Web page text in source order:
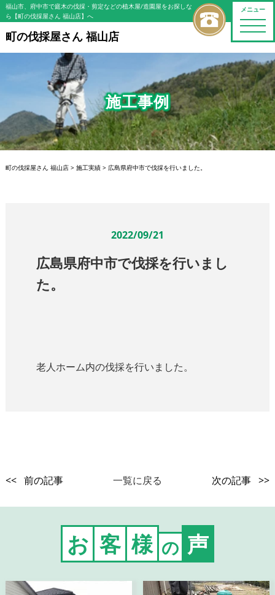
メニュー
toggle
福山市、府中市で庭木の伐採・剪定などの植木屋/造園屋をお探しな
ら【町の伐採屋さん 福山店】へ
町の伐採屋さん 福山店
施工事例
町の伐採屋さん 福山店> 施工実績> 広島県府中市で伐採を行いました。
2022/09/21
広島県府中市で伐採を行いまし
た。
老人ホーム内の伐採を行いました。
<< 前の記事 一覧に戻る 次の記事 >>
お 客 様 の 声